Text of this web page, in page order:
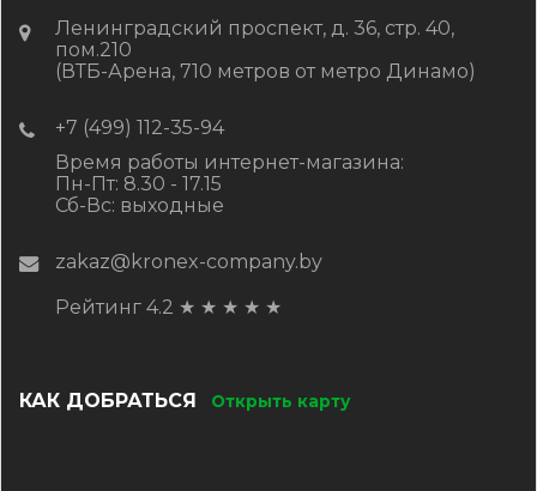
Ленинградский проспект, д. 36, стр. 40,
пом.210
(ВТБ-Арена, 710 метров от метро Динамо)
+7 (499) 112-35-94
Время работы интернет-магазина:
Пн-Пт: 8.30 - 17.15
Сб-Вс: выходные
zakaz@kronex-company.by
Рейтинг 4.2 ★ ★ ★ ★ ★
КАК ДОБРАТЬСЯ Открыть карту